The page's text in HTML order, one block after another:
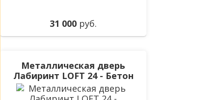
31 000 руб.
Металлическая дверь
Лабиринт LOFT 24 - Бетон
светлый